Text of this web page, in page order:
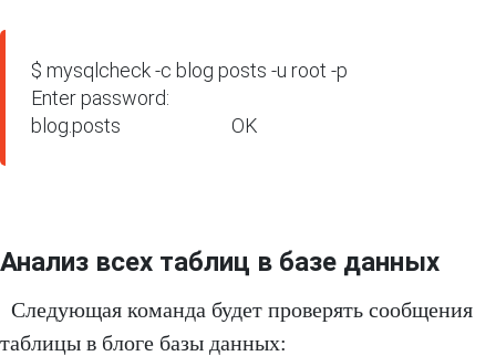
$ mysqlcheck -c blog posts -u root -p
Enter password:
blog.posts                         OK
Анализ всех таблиц в базе данных
Следующая команда будет проверять сообщения
таблицы в блоге базы данных: